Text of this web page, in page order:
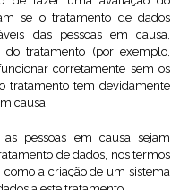
se o tratamento de dados
das pessoas em causa,
do tratamento (por exemplo,
corretamente sem os
tratamento tem devidamente
causa.
pessoas em causa sejam
de dados, nos termos
como a criação de um sistema